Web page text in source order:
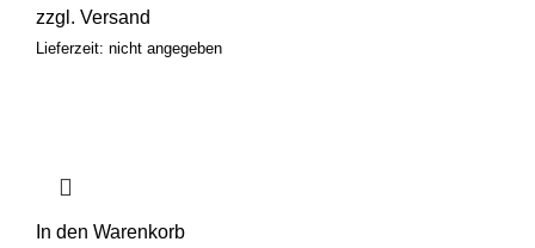
zzgl. Versand
Lieferzeit: nicht angegeben
In den Warenkorb